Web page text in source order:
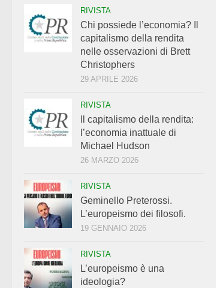
RIVISTA
Chi possiede l’economia? Il
capitalismo della rendita
nelle osservazioni di Brett
Christophers
29 APRILE 2026
RIVISTA
Il capitalismo della rendita:
l’economia inattuale di
Michael Hudson
26 MARZO 2026
RIVISTA
Geminello Preterossi.
L’europeismo dei filosofi.
19 GENNAIO 2026
RIVISTA
L’europeismo è una
ideologia?